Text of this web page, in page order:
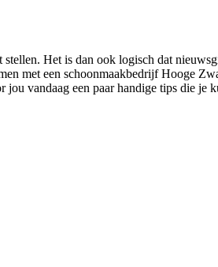
Het is dan ook logisch dat
met een schoonmaakbedrijf Hooge
vandaag een paar handige tips die je